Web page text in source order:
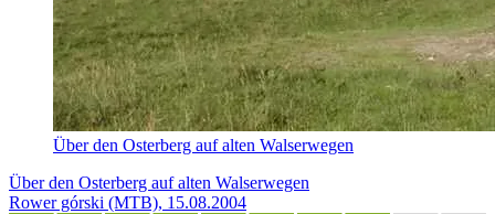
Über den Osterberg auf alten Walserwegen
Über den Osterberg auf alten Walserwegen
Rower górski (MTB), 15.08.2004